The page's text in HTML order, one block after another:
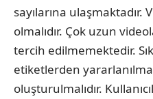
sayılarına ulaşmaktadır.
olmalıdır. Çok uzun
tercih edilmemektedir.
etiketlerden
oluşturulmalıdır.